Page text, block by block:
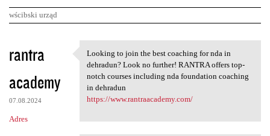
wścibski urząd
K
o
m
e
n
rantra
academy
07.08.2024
Adres
Looking to join the best
Looking to join the best coaching for nda in
dehradun? Look no further! RANTRA offers top-
notch courses including nda foundation coaching
in dehradun
https://www.rantraacademy.com/